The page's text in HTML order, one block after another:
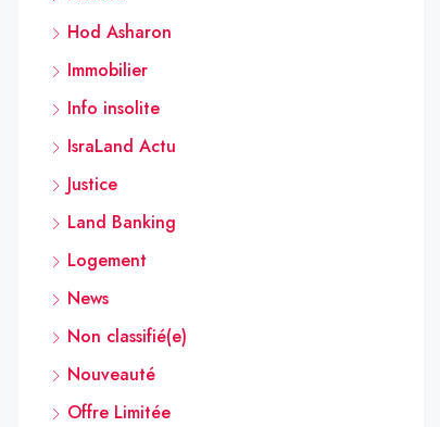
Hod Asharon
Immobilier
Info insolite
IsraLand Actu
Justice
Land Banking
Logement
News
Non classifié(e)
Nouveauté
Offre Limitée